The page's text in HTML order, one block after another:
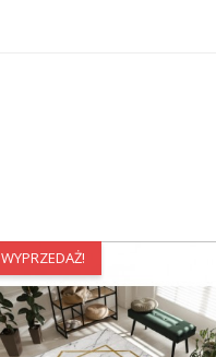
WYPRZEDAŻ!